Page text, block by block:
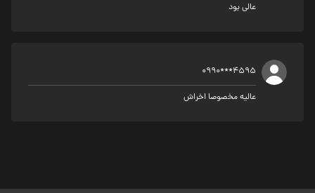
عالی بود
0990***4595
عالیه مخصوصا اخراش